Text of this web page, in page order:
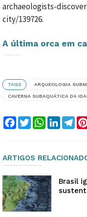
archaeologists-
city/139726.
A última orca em
TAGS ARQUEOLOGIA
CAVERNA SUBAQUÁTICA DA
Facebook
TwitterWhatsApp
ARTIGOS
Brasil